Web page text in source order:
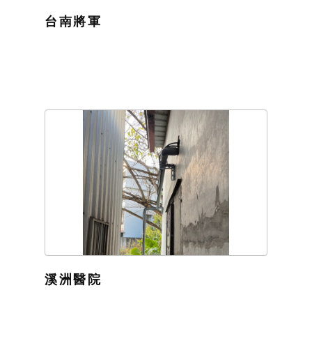
台南將軍
溪洲醫院